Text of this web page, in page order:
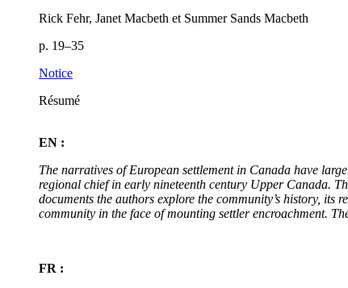
Rick Fehr, Janet Macbeth et Summer Sands Macbeth
p. 19–35
Notice
Résumé
EN :
The narratives of European settlement in Canada have
regional chief in early nineteenth century Upper Canada.
documents the authors explore the community’s history,
community in the face of mounting settler encroachment.
FR :